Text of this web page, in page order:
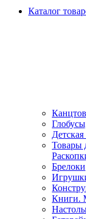
Каталог
Товары
Брелоки
Книги.